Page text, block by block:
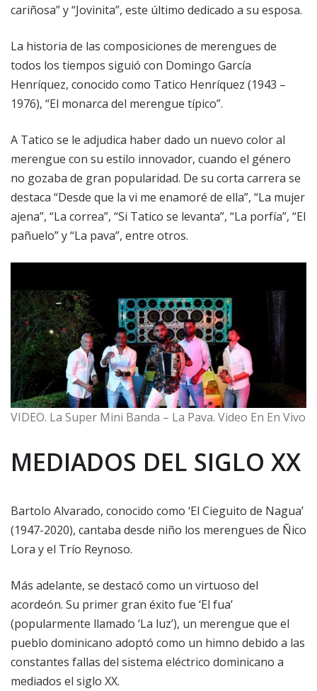
cariñosa” y “Jovinita”, este último dedicado a su esposa.
La historia de las composiciones de merengues de
todos los tiempos siguió con Domingo García
Henríquez, conocido como Tatico Henríquez (1943 –
1976), “El monarca del merengue típico”.
A Tatico se le adjudica haber dado un nuevo color al
merengue con su estilo innovador, cuando el género
no gozaba de gran popularidad. De su corta carrera se
destaca “Desde que la vi me enamoré de ella”, “La mujer
ajena”, “La correa”, “Si Tatico se levanta”, “La porfía”, “El
pañuelo” y “La pava”, entre otros.
VIDEO. La Super Mini Banda – La Pava. Video En En Vivo
MEDIADOS DEL SIGLO XX
Bartolo Alvarado, conocido como ‘El Cieguito de Nagua’
(1947-2020), cantaba desde niño los merengues de Ñico
Lora y el Trío Reynoso.
Más adelante, se destacó como un virtuoso del
acordeón. Su primer gran éxito fue ‘El fua’
(popularmente llamado ‘La luz’), un merengue que el
pueblo dominicano adoptó como un himno debido a las
constantes fallas del sistema eléctrico dominicano a
mediados el siglo XX.